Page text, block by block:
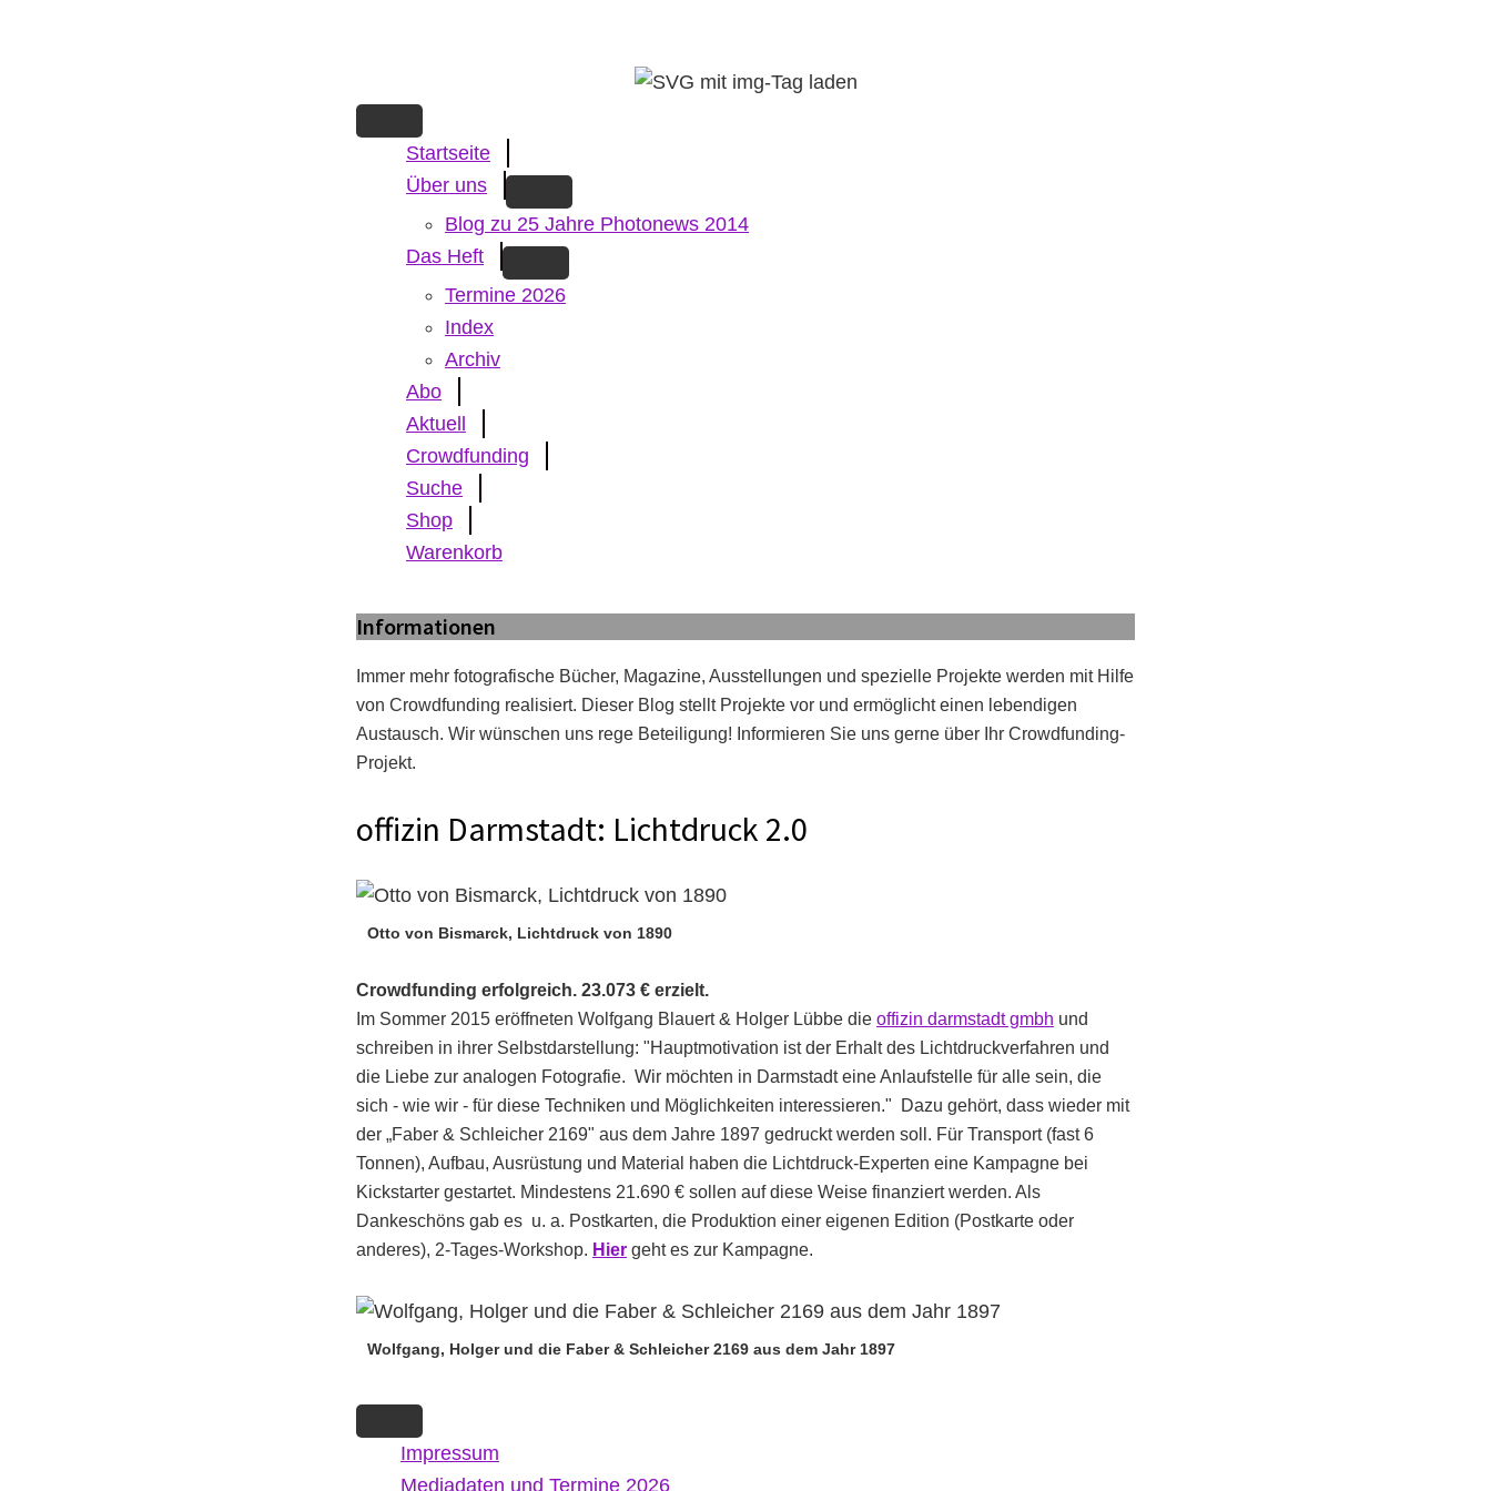
Startseite
Über uns
Blog zu 25 Jahre Photonews 2014
Das Heft
Termine 2026
Index
Archiv
Abo
Aktuell
Crowdfunding
Suche
Shop
Warenkorb
Informationen
Immer mehr fotografische Bücher, Magazine, Ausstellungen und spezielle Projekte werden mit Hilfe
von Crowdfunding realisiert. Dieser Blog stellt Projekte vor und ermöglicht einen lebendigen
Austausch. Wir wünschen uns rege Beteiligung! Informieren Sie uns gerne über Ihr Crowdfunding-
Projekt.
offizin Darmstadt: Lichtdruck 2.0
Otto von Bismarck, Lichtdruck von 1890
Crowdfunding erfolgreich. 23.073 € erzielt.
Im Sommer 2015 eröffneten Wolfgang Blauert & Holger Lübbe die offizin darmstadt gmbh und
schreiben in ihrer Selbstdarstellung: "Hauptmotivation ist der Erhalt des Lichtdruckverfahren und
die Liebe zur analogen Fotografie. Wir möchten in Darmstadt eine Anlaufstelle für alle sein, die
sich - wie wir - für diese Techniken und Möglichkeiten interessieren." Dazu gehört, dass wieder mit
der „Faber & Schleicher 2169" aus dem Jahre 1897 gedruckt werden soll. Für Transport (fast 6
Tonnen), Aufbau, Ausrüstung und Material haben die Lichtdruck-Experten eine Kampagne bei
Kickstarter gestartet. Mindestens 21.690 € sollen auf diese Weise finanziert werden. Als
Dankeschöns gab es u. a. Postkarten, die Produktion einer eigenen Edition (Postkarte oder
anderes), 2-Tages-Workshop. Hier geht es zur Kampagne.
Wolfgang, Holger und die Faber & Schleicher 2169 aus dem Jahr 1897
Impressum
Mediadaten und Termine 2026